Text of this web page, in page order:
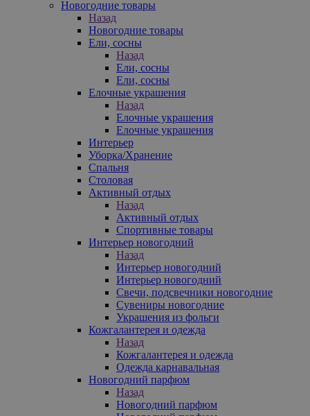
Новогодние товары
Назад
Новогодние товары
Ели, сосны
Назад
Ели, сосны
Ели, сосны
Елочные украшения
Назад
Елочные украшения
Елочные украшения
Интерьер
Уборка/Хранение
Спальня
Столовая
Активный отдых
Назад
Активный отдых
Спортивные товары
Интерьер новогодний
Назад
Интерьер новогодний
Интерьер новогодний
Свечи, подсвечники новогодние
Сувениры новогодние
Украшения из фольги
Кожгалантерея и одежда
Назад
Кожгалантерея и одежда
Одежда карнавальная
Новогодний парфюм
Назад
Новогодний парфюм